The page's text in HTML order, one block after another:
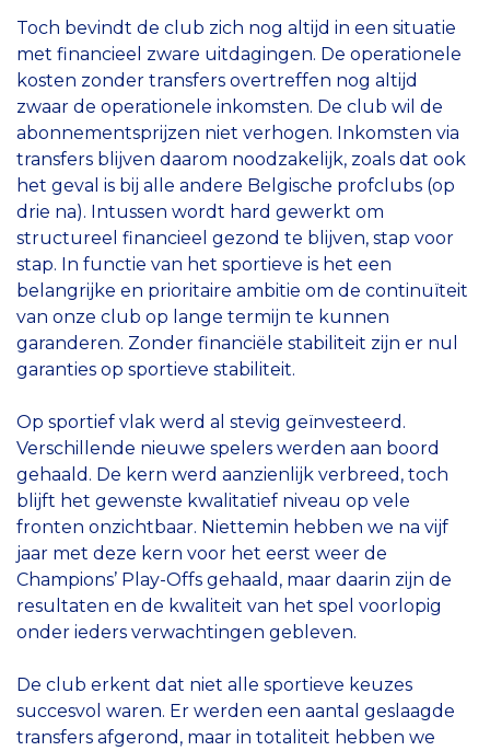
Toch bevindt de club zich nog altijd in een situatie
met financieel zware uitdagingen. De operationele
kosten zonder transfers overtreffen nog altijd
zwaar de operationele inkomsten. De club wil de
abonnementsprijzen niet verhogen. Inkomsten via
transfers blijven daarom noodzakelijk, zoals dat ook
het geval is bij alle andere Belgische profclubs (op
drie na). Intussen wordt hard gewerkt om
structureel financieel gezond te blijven, stap voor
stap. In functie van het sportieve is het een
belangrijke en prioritaire ambitie om de continuïteit
van onze club op lange termijn te kunnen
garanderen. Zonder financiële stabiliteit zijn er nul
garanties op sportieve stabiliteit.
Op sportief vlak werd al stevig geïnvesteerd.
Verschillende nieuwe spelers werden aan boord
gehaald. De kern werd aanzienlijk verbreed, toch
blijft het gewenste kwalitatief niveau op vele
fronten onzichtbaar. Niettemin hebben we na vijf
jaar met deze kern voor het eerst weer de
Champions’ Play-Offs gehaald, maar daarin zijn de
resultaten en de kwaliteit van het spel voorlopig
onder ieders verwachtingen gebleven.
De club erkent dat niet alle sportieve keuzes
succesvol waren. Er werden een aantal geslaagde
transfers afgerond, maar in totaliteit hebben we